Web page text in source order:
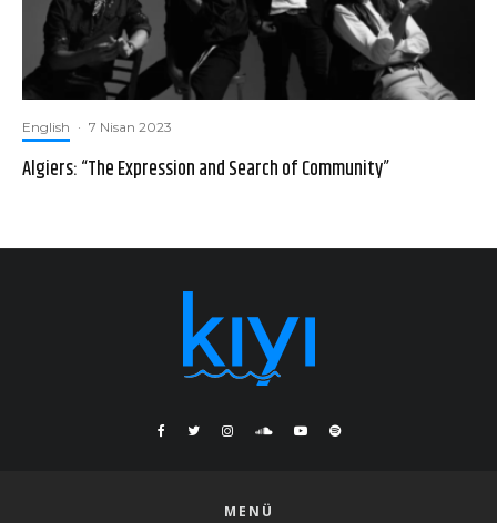
English · 7 Nisan 2023
Algiers: “The Expression and Search of Community”
MENÜ